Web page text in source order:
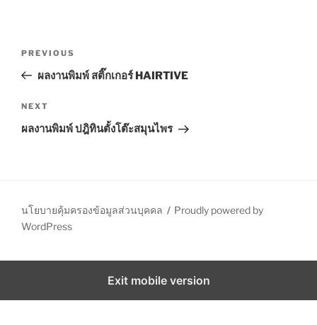
s
t
n
g
a
i
n
P
r
v
i
o
s
PREVIOUS
ผลงานพิมพ์ สติ๊กเกอร์ HAIRTIVE
N
e
s
t
NEXT
ผลงานพิมพ์ ปฎิทินตั้งโต๊ะสมุนไพร
นโยบายคุ้มครองข้อมูลส่วนบุคคล
Proudly powered by
WordPress
Exit mobile version